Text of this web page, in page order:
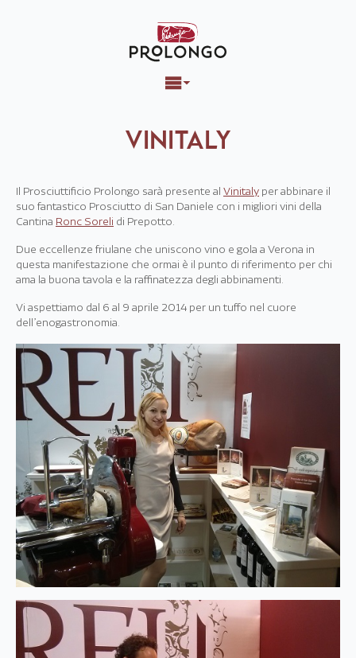
VINITALY
Il Prosciuttificio Prolongo sarà presente al Vinitaly per abbinare il
suo fantastico Prosciutto di San Daniele con i migliori vini della
Cantina Ronc Soreli di Prepotto.
Due eccellenze friulane che uniscono vino e gola a Verona in
questa manifestazione che ormai è il punto di riferimento per chi
ama la buona tavola e la raffinatezza degli abbinamenti.
Vi aspettiamo dal 6 al 9 aprile 2014 per un tuffo nel cuore
dell’enogastronomia.